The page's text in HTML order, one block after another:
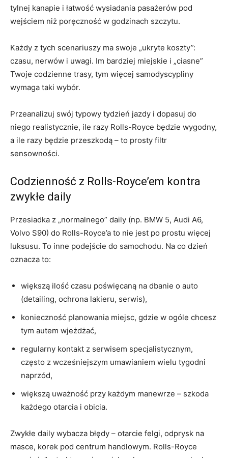
tylnej kanapie i łatwość wysiadania pasażerów pod
wejściem niż poręczność w godzinach szczytu.
Każdy z tych scenariuszy ma swoje „ukryte koszty”:
czasu, nerwów i uwagi. Im bardziej miejskie i „ciasne”
Twoje codzienne trasy, tym więcej samodyscypliny
wymaga taki wybór.
Przeanalizuj swój typowy tydzień jazdy i dopasuj do
niego realistycznie, ile razy Rolls-Royce będzie wygodny,
a ile razy będzie przeszkodą – to prosty filtr
sensowności.
Codzienność z Rolls-Royce’em kontra
zwykłe daily
Przesiadka z „normalnego” daily (np. BMW 5, Audi A6,
Volvo S90) do Rolls-Royce’a to nie jest po prostu więcej
luksusu. To inne podejście do samochodu. Na co dzień
oznacza to:
większą ilość czasu poświęcaną na dbanie o auto
(detailing, ochrona lakieru, serwis),
konieczność planowania miejsc, gdzie w ogóle chcesz
tym autem wjeżdżać,
regularny kontakt z serwisem specjalistycznym,
często z wcześniejszym umawianiem wielu tygodni
naprzód,
większą uważność przy każdym manewrze – szkoda
każdego otarcia i obicia.
Zwykłe daily wybacza błędy – otarcie felgi, odprysk na
masce, korek pod centrum handlowym. Rolls-Royce